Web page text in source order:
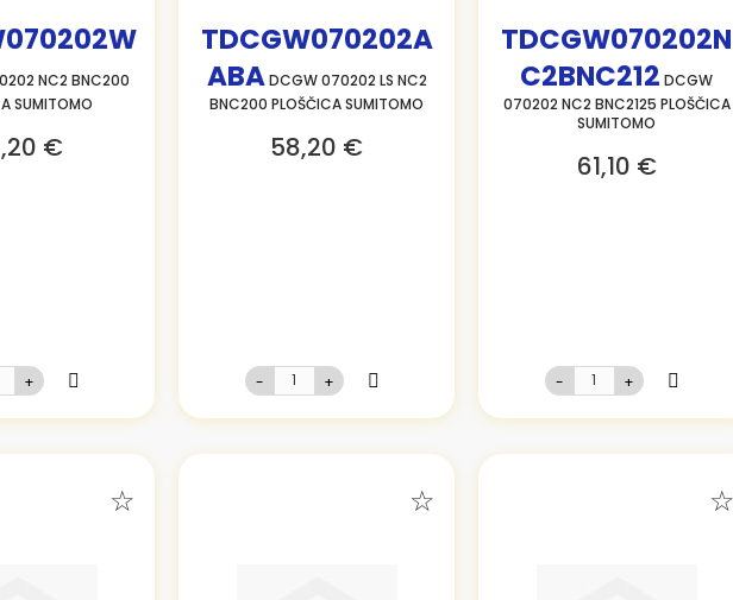
NC2 BNC200
SUMITOMO
€
+
TDCGW070202A
ABADCGW 070202 LS NC2
BNC200 PLOŠČICA SUMITOMO
58,20 €
- +
TDCGW070202N
C2BNC212 DCGW
070202 NC2 BNC2125 PLOŠČICA
SUMITOMO
61,10 €
- +